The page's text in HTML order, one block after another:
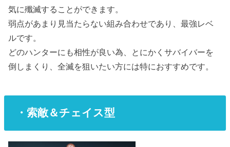
気に殲滅することができます。
弱点があまり見当たらない組み合わせであり、最強レベ
ルです。
どのハンターにも相性が良い為、とにかくサバイバーを
倒しまくり、全滅を狙いたい方には特におすすめです。
・索敵＆チェイス型